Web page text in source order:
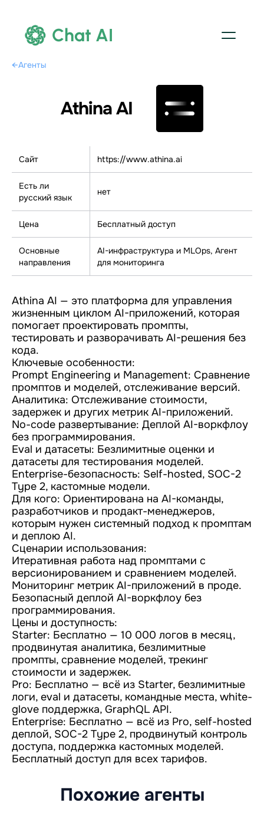
Chat AI
←Агенты
Athina AI
Сайт https://www.athina.ai
Есть ли
русский язык
нет
Цена Бесплатный доступ
Основные
направления
AI-инфраструктура и MLOps, Агент
для мониторинга
Athina AI — это платформа для управления
жизненным циклом AI-приложений, которая
помогает проектировать промпты,
тестировать и разворачивать AI-решения без
кода.
Ключевые особенности:
Prompt Engineering и Management: Сравнение
промптов и моделей, отслеживание версий.
Аналитика: Отслеживание стоимости,
задержек и других метрик AI-приложений.
No-code развертывание: Деплой AI-воркфлоу
без программирования.
Eval и датасеты: Безлимитные оценки и
датасеты для тестирования моделей.
Enterprise-безопасность: Self-hosted, SOC-2
Type 2, кастомные модели.
Для кого: Ориентирована на AI-команды,
разработчиков и продакт-менеджеров,
которым нужен системный подход к промптам
и деплою AI.
Сценарии использования:
Итеративная работа над промптами с
версионированием и сравнением моделей.
Мониторинг метрик AI-приложений в проде.
Безопасный деплой AI-воркфлоу без
программирования.
Цены и доступность:
Starter: Бесплатно — 10 000 логов в месяц,
продвинутая аналитика, безлимитные
промпты, сравнение моделей, трекинг
стоимости и задержек.
Pro: Бесплатно — всё из Starter, безлимитные
логи, eval и датасеты, командные места, white-
glove поддержка, GraphQL API.
Enterprise: Бесплатно — всё из Pro, self-hosted
деплой, SOC-2 Type 2, продвинутый контроль
доступа, поддержка кастомных моделей.
Бесплатный доступ для всех тарифов.
Похожие агенты